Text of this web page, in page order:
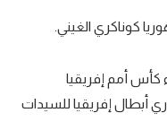
كوناكري الغيني.
كأس أمم إفريقيا
دوري أبطال إفريقيا للسيدات